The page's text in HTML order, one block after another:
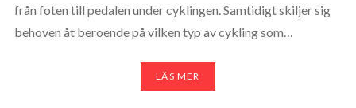
från foten till pedalen under cyklingen. Samtidigt skiljer sig
behoven åt beroende på vilken typ av cykling som…
LÄS MER